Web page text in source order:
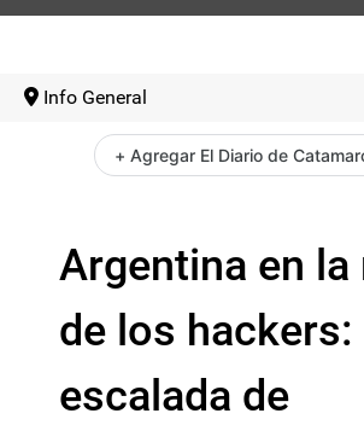
Info General
+ Agregar El Diario de
Argentina en la
de los hackers:
escalada de